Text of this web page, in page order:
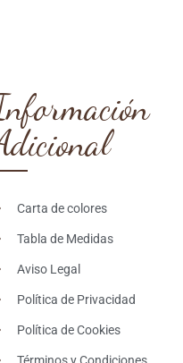
Carta de colores
Tabla de Medidas
Aviso Legal
Política de Privacidad
Política de Cookies